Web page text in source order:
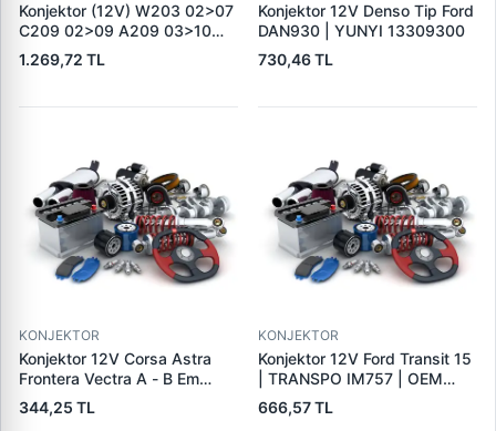
Konjektor (12V) W203 02>07
C209 02>09 A209 03>10
W211 04>08 R171 04>11 |
GENON GNR-V224 | OEM
1.269,72 TL
Konjektor 12V Denso Tip Ford
DAN930 | YUNYI 13309300
730,46 TL
KONJEKTOR
Konjektor 12V Corsa Astra
Frontera Vectra A - B Em
Astra G | PARS PRS-DE701 |
OEM 1204270 140475019
344,25 TL
KONJEKTOR
Konjektor 12V Ford Transit 15
| TRANSPO IM757 | OEM
A866X40371
666,57 TL